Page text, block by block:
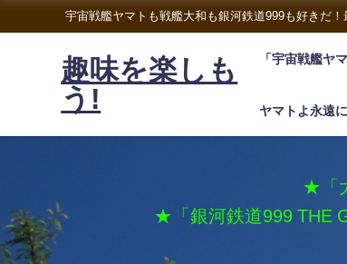
宇宙戦艦ヤマトも戦艦大和も銀河鉄道999も好きだ
趣味を楽しも
う!
「宇宙戦艦ヤ
ヤマトよ永遠
★「
★「銀河鉄道999 THE